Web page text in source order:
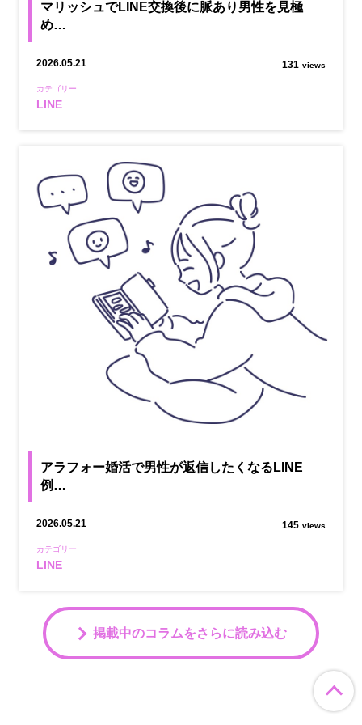
マリッシュでLINE交換後に脈あり男性を見極
め…
2026.05.21 131 views
カテゴリー
LINE
アラフォー婚活で男性が返信したくなるLINE
例…
2026.05.21 145 views
カテゴリー
LINE
掲載中のコラムをさらに読み込む